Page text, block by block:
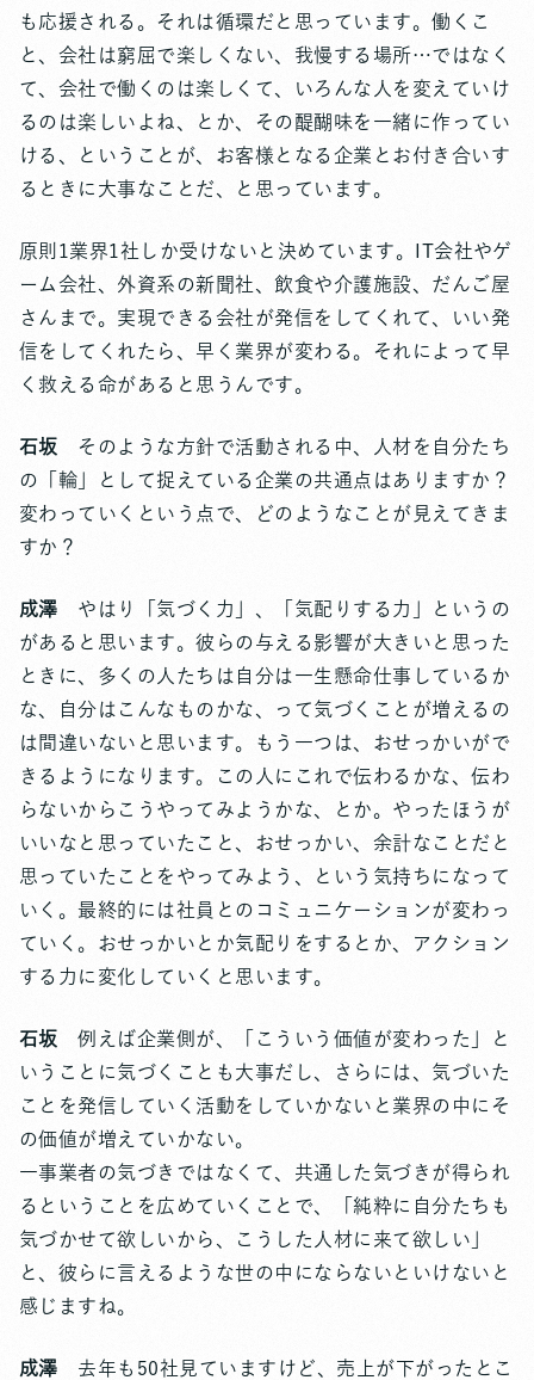
も応援される。それは循環だと思っています。働くこ
と、会社は窮屈で楽しくない、我慢する場所…ではなく
て、会社で働くのは楽しくて、いろんな人を変えていけ
るのは楽しいよね、とか、その醍醐味を一緒に作ってい
ける、ということが、お客様となる企業とお付き合いす
るときに大事なことだ、と思っています。
原則1業界1社しか受けないと決めています。IT会社やゲ
ーム会社、外資系の新聞社、飲食や介護施設、だんご屋
さんまで。実現できる会社が発信をしてくれて、いい発
信をしてくれたら、早く業界が変わる。それによって早
く救える命があると思うんです。
石坂
そのような方針で活動される中、人材を自分たち
の「輪」として捉えている企業の共通点はありますか？
変わっていくという点で、どのようなことが見えてきま
すか？
成澤 やはり「気づく力」、「気配りする力」というの
があると思います。彼らの与える影響が大きいと思った
ときに、多くの人たちは自分は一生懸命仕事しているか
な、自分はこんなものかな、って気づくことが増えるの
は間違いないと思います。もう一つは、おせっかいがで
きるようになります。この人にこれで伝わるかな、伝わ
らないからこうやってみようかな、とか。やったほうが
いいなと思っていたこと、おせっかい、余計なことだと
思っていたことをやってみよう、という気持ちになって
いく。最終的には社員とのコミュニケーションが変わっ
ていく。おせっかいとか気配りをするとか、アクション
する力に変化していくと思います。
石坂
例えば企業側が、「こういう価値が変わった」と
いうことに気づくことも大事だし、さらには、気づいた
ことを発信していく活動をしていかないと業界の中にそ
の価値が増えていかない。
一事業者の気づきではなくて、共通した気づきが得られ
るということを広めていくことで、「純粋に自分たちも
気づかせて欲しいから、こうした人材に来て欲しい」
と、彼らに言えるような世の中にならないといけないと
感じますね。
成澤 去年も50社見ていますけど、売上が下がったとこ